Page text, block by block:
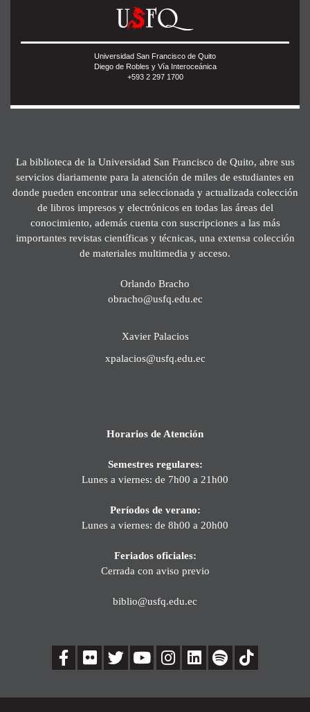
Universidad San Francisco de Quito
Diego de Robles y Vía Interoceánica
+593 2 297 1700
La biblioteca de la Universidad San Francisco de Quito, abre sus
servicios diariamente para la atención de miles de estudiantes en
donde pueden encontrar una seleccionada y actualizada colección
de libros impresos y electrónicos en todas las áreas del
conocimiento, además cuenta con suscripciones a las más
importantes revistas científicas y técnicas, una extensa colección
de materiales multimedia y acceso.
Orlando Bracho
obracho@usfq.edu.ec
Xavier Palacios
xpalacios@usfq.edu.ec
Horarios de Atención
Semestres regulares:
Lunes a viernes: de 7h00 a 21h00
Períodos de verano:
Lunes a viernes: de 8h00 a 20h00
Feriados oficiales:
Cerrada con aviso previo
biblio@usfq.edu.ec